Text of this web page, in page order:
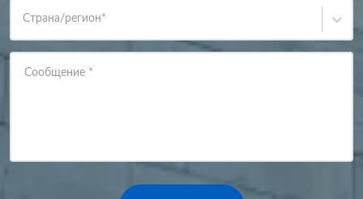
Страна/регион*
Сообщение *